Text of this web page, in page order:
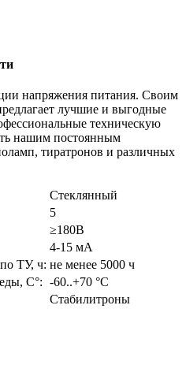
напряжения питания. Своим
лучшие и выгодные
техническую
нашим постоянным
тиратронов и различных
Стеклянный
5
≥180В
4-15 мА
ТУ, ч: не менее 5000 ч
С°: -60..+70 °С
Стабилитроны